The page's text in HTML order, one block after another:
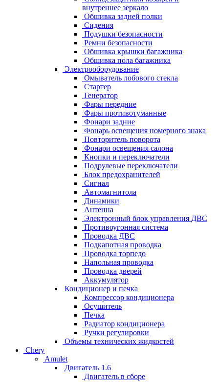
внутреннее зеркало
Обшивка задней полки
Сидения
Подушки безопасности
Ремни безопасности
Обшивка крышки багажника
Обшивка пола багажника
Электрооборудование
Омыватель лобового стекла
Стартер
Генератор
Фары передние
Фары противотуманные
Фонари задние
Фонарь освещения номерного знака
Повторитель поворота
Фонари освещения салона
Кнопки и переключатели
Подрулевые переключатели
Блок предохранителей
Сигнал
Автомагнитола
Динамики
Антенна
Электронный блок управления ДВС
Противоугонная система
Проводка ДВС
Подкапотная проводка
Проводка торпедо
Напольная проводка
Проводка дверей
Аккумулятор
Кондиционер и печка
Компрессор кондиционера
Осушитель
Печка
Радиатор кондиционера
Ручки регулировки
Объемы технических жидкостей
Chery
Amulet
Двигатель 1.6
Двигатель в сборе